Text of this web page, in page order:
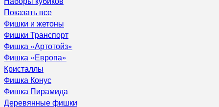
Показать все
Фишки и жетоны
Фишки Транспорт
Фишка «Артотойз»
Фишка «Европа»
Кристаллы
Фишка Конус
Фишка Пирамида
Деревянные фишки